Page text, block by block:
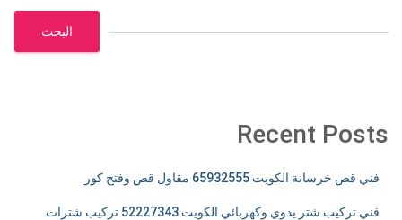
البحث
Recent Posts
فني قص خرسانة الكويت 65932555 مقاول قص وفتح كور
فني تركيب شتر يدوي وكهربائي الكويت 52227343 تركيب شترات